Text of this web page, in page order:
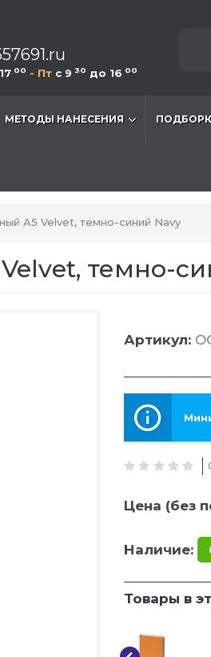
00 - Пт c 9 30 до 16 00
МЕТОДЫ НАНЕСЕНИЯ
А5 Velvet, темно-синий Navy
темно-
Артикул:
Цена (без
Наличие:
Товары в